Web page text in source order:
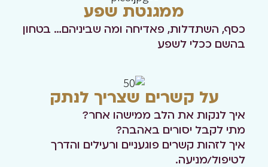
ממגנטת שפע
כסף, השתדלות, פאדיחה ומה שביניהם… בטחון
בהשם ככלי לשפע
על קשרים שצריך לנתק
איך לנקות את הלב ממישהו אחר?
מתי לקבל יסורים באהבה?
איך לזהות קשרים פוגעניים ורעילים והדרך
לטיפול/מניעה.